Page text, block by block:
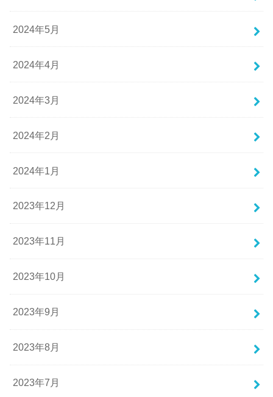
2024年5月
2024年4月
2024年3月
2024年2月
2024年1月
2023年12月
2023年11月
2023年10月
2023年9月
2023年8月
2023年7月